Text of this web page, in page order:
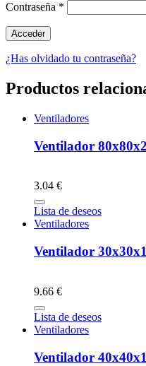
Contraseña *
¿Has olvidado tu contraseña?
Productos
Ventiladores
Ventilador
3.04 €
Lista de deseos
Ventiladores
Ventilador
9.66 €
Lista de deseos
Ventiladores
Ventilador